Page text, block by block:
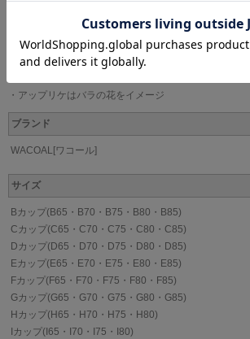
・カップには刺繍の柄に合わせたプリントレースを使用
・カップのレースにはラメ糸を使用
・アップリケはバラの花をイメージ
ブランド
WACOAL[ワコール]
サイズ
Bカップ(B65・B70・B75・B80・B85)
Cカップ(C65・C70・C75・C80・C85)
Dカップ(D65・D70・D75・D80・D85)
Eカップ(E65・E70・E75・E80・E85)
Fカップ(F65・F70・F75・F80・F85)
Gカップ(G65・G70・G75・G80・G85)
Hカップ(H65・H70・H75・H80)
Iカップ(I65・I70・I75・I80)